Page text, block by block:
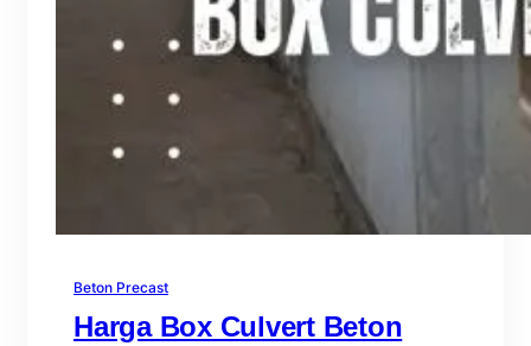
Beton Precast
Harga Box Culvert Beton